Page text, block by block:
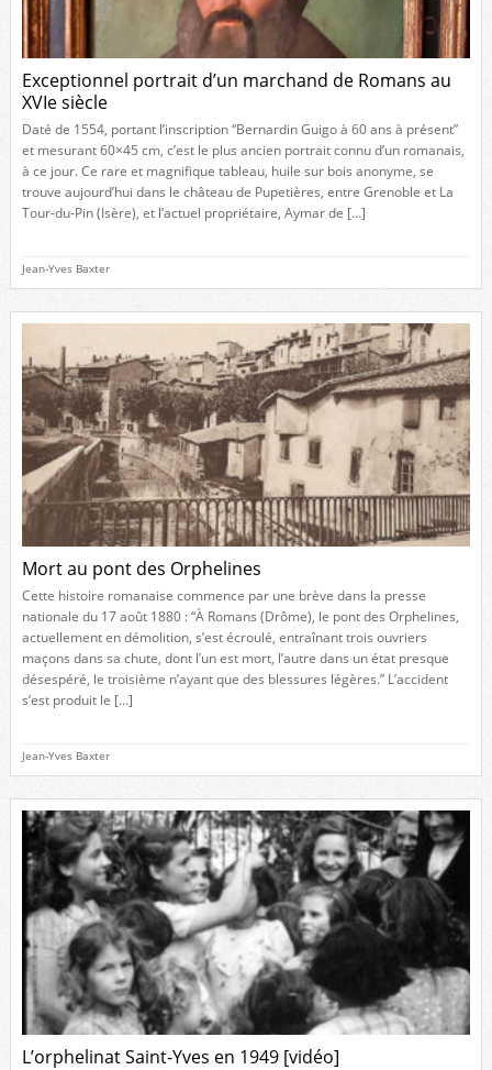
Exceptionnel portrait d’un marchand de Romans au
XVIe siècle
Daté de 1554, portant l’inscription “Bernardin Guigo à 60 ans à présent”
et mesurant 60×45 cm, c’est le plus ancien portrait connu d’un romanais,
à ce jour. Ce rare et magnifique tableau, huile sur bois anonyme, se
trouve aujourd’hui dans le château de Pupetières, entre Grenoble et La
Tour-du-Pin (Isère), et l’actuel propriétaire, Aymar de […]
Jean-Yves Baxter
Mort au pont des Orphelines
Cette histoire romanaise commence par une brève dans la presse
nationale du 17 août 1880 : “À Romans (Drôme), le pont des Orphelines,
actuellement en démolition, s’est écroulé, entraînant trois ouvriers
maçons dans sa chute, dont l’un est mort, l’autre dans un état presque
désespéré, le troisième n’ayant que des blessures légères.” L’accident
s’est produit le […]
Jean-Yves Baxter
L’orphelinat Saint-Yves en 1949 [vidéo]